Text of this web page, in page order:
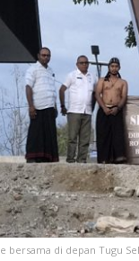
bersama di depan Tugu